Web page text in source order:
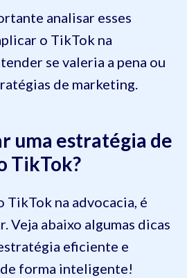
analisar esses
o TikTok na
se valeria a pena ou
de marketing.
uma estratégia de
TikTok?
na advocacia, é
Veja abaixo algumas dicas
eficiente e
forma inteligente!